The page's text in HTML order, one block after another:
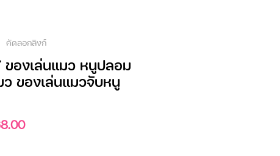
ของเล่นแมว หนูปลอม
ของเล่นแมวจับหนู
ราคา
คัดลอกลิงก์